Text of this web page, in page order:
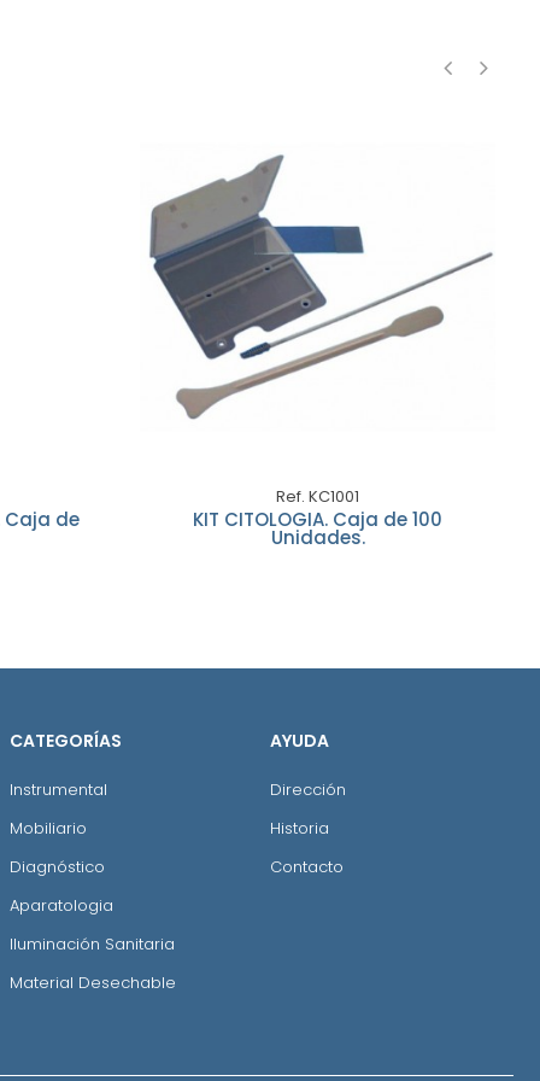
Caja de
Ref. KC1001
KIT CITOLOGIA. Caja de 100
Unidades.
CATEGORÍAS
Instrumental
Mobiliario
Diagnóstico
Aparatologia
Iluminación Sanitaria
Material Desechable
AYUDA
Dirección
Historia
Contacto